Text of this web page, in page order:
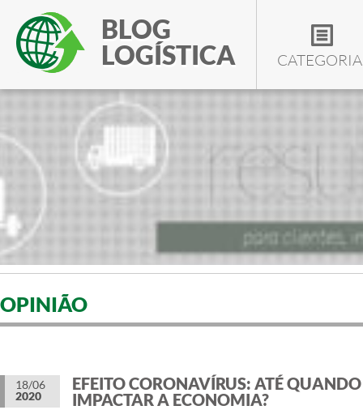
BLOG
LOGÍSTICA
OPINIÃO
18/06
2020
EFEITO CORONAVÍRUS: ATÉ
IMPACTAR A ECONOMIA?